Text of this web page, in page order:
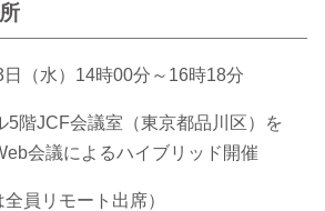
（水）14時00分～16時18分
5階JCF会議室（東京都品川区）を
会議によるハイブリッド開催
リモート出席）